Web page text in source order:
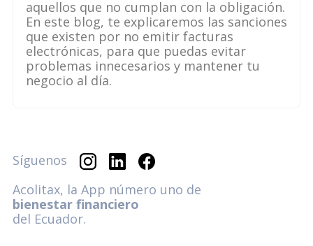
aquellos que no cumplan con la obligación.
En este blog, te explicaremos las sanciones
que existen por no emitir facturas
electrónicas, para que puedas evitar
problemas innecesarios y mantener tu
negocio al día.
Síguenos
Acolitax, la App número uno de
bienestar financiero
del Ecuador.